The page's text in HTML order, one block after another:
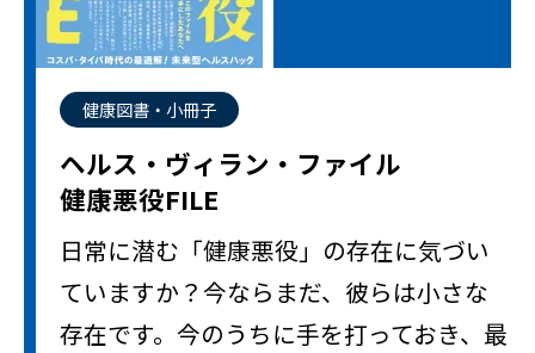
健康図書・小冊子
ヘルス・ヴィラン・ファイル
健康悪役FILE
日常に潜む「健康悪役」の存在に気づい
ていますか？今ならまだ、彼らは小さな
存在です。今のうちに手を打っておき、最